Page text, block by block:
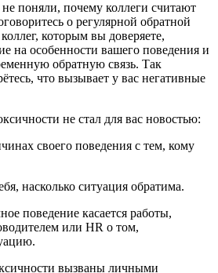
поняли, почему коллеги считают
о регулярной обратной
которым вы доверяете,
на особенности вашего поведения и
обратную связь. Так
что вызывает у вас негативные
не стал для вас новостью:
своего поведения с тем, кому
насколько ситуация обратима.
поведение касается работы,
или HR о том,
вызваны личными